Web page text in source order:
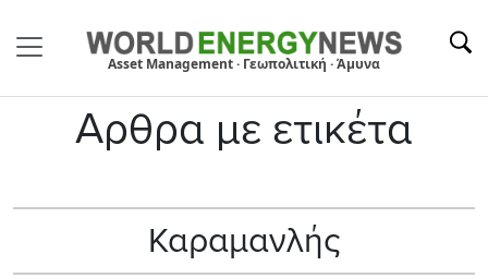
Asset Management · Γεωπολιτική · Άμυνα
Αρθρα με ετικέτα
Καραμανλής